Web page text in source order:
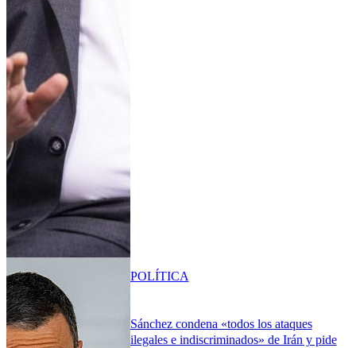
Sánchez condena «todos los ataques
ilegales e indiscriminados» de Irán y pide
POLÍTICA